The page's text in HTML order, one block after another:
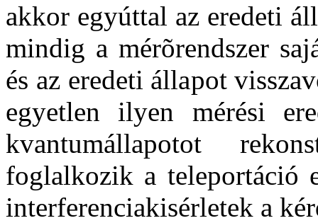
akkor egyúttal az eredeti
mindig a mérõrendszer
és az eredeti állapot
egyetlen ilyen mérési
kvantumállapotot
foglalkozik a teleportáció
interferenciakisérletek a